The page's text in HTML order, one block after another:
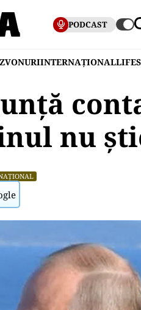
PODCAST
ZVONURIINTERNAȚIONAL
nu